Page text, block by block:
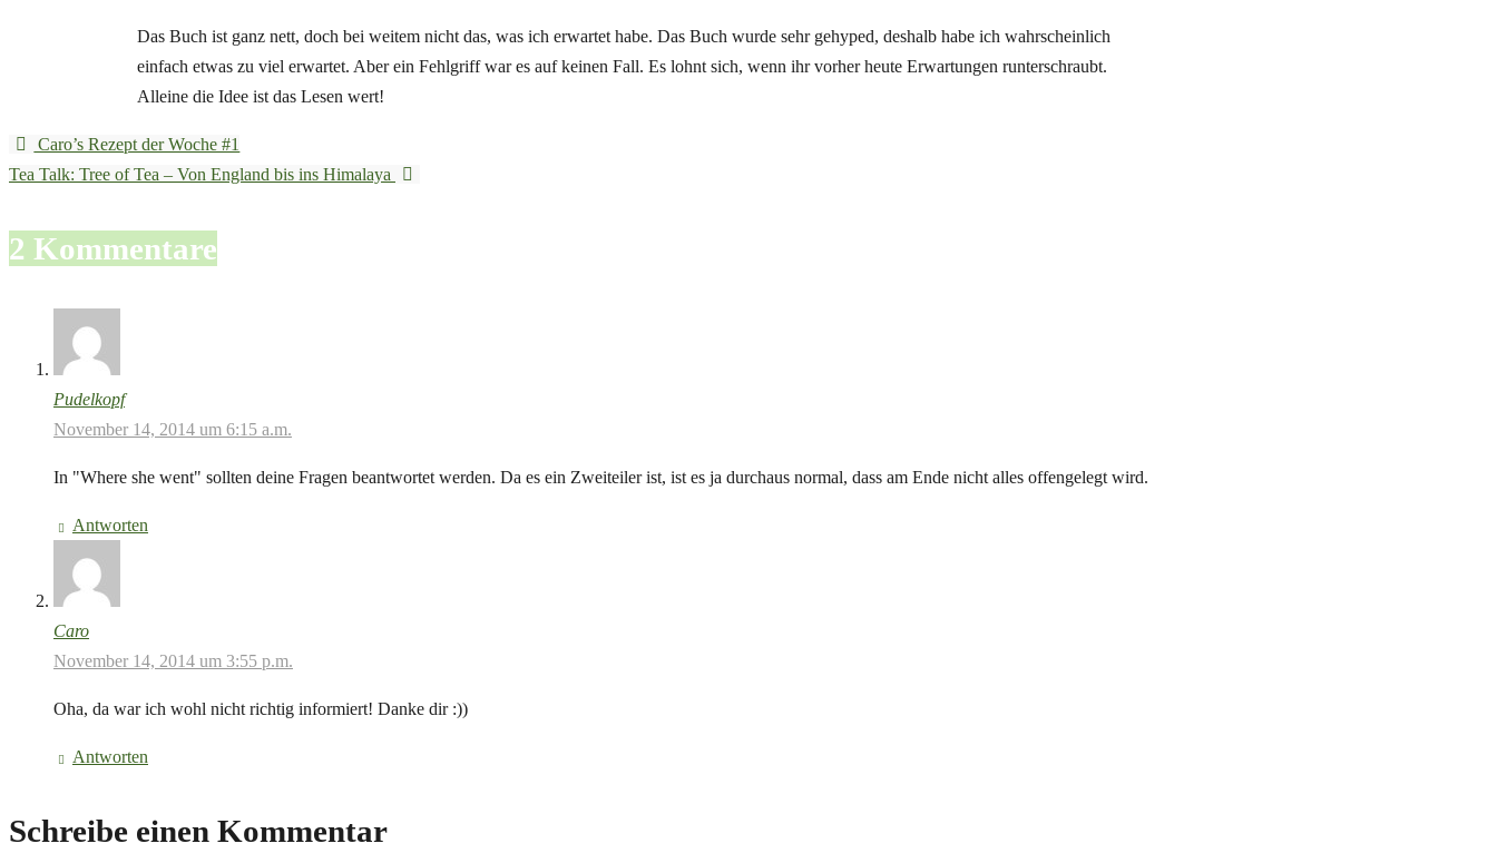
Das Buch ist ganz nett, doch bei weitem nicht das, was ich erwartet habe. Das Buch wurde sehr gehyped, deshalb habe ich wahrscheinlich
einfach etwas zu viel erwartet. Aber ein Fehlgriff war es auf keinen Fall. Es lohnt sich, wenn ihr vorher heute Erwartungen runterschraubt.
Alleine die Idee ist das Lesen wert!
Caro’s Rezept der Woche #1
Tea Talk: Tree of Tea – Von England bis ins Himalaya
2 Kommentare
Pudelkopf
November 14, 2014 um 6:15 a.m.
In "Where she went" sollten deine Fragen beantwortet werden. Da es ein Zweiteiler ist, ist es ja durchaus normal, dass am Ende nicht alles offengelegt wird.
Antworten
Caro
November 14, 2014 um 3:55 p.m.
Oha, da war ich wohl nicht richtig informiert! Danke dir :))
Antworten
Schreibe einen Kommentar